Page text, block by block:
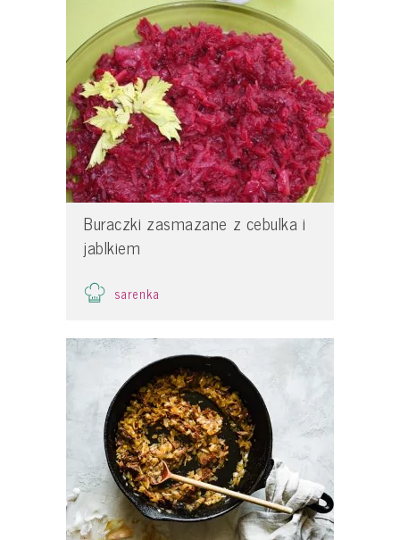
Buraczki zasmazane z cebulka i
jablkiem
sarenka